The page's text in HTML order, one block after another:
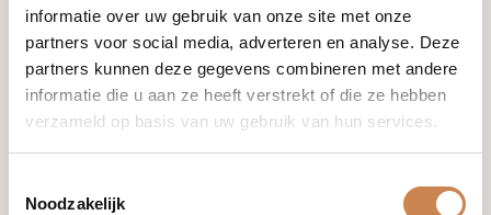
informatie over uw gebruik van onze site met onze
partners voor social media, adverteren en analyse. Deze
partners kunnen deze gegevens combineren met andere
informatie die u aan ze heeft verstrekt of die ze hebben
verzameld op basis van uw gebruik van hun services.
Noodzakelijk
Ik wil graag kennismaken
+31 (0)85 876 94 80
info@houseofafricanbeauty.com